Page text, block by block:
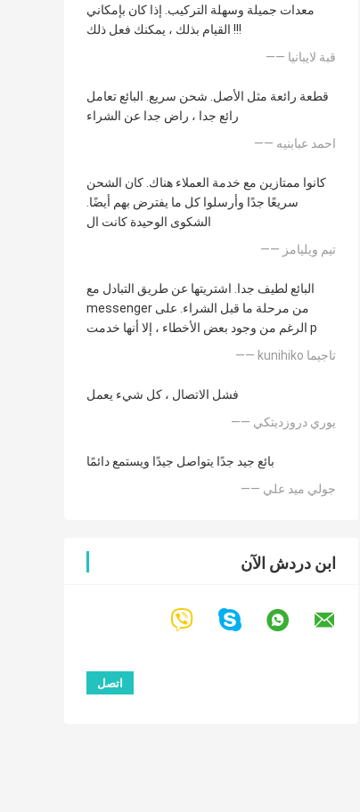
معدات جميلة وسهلة التركيب. إذا كان بإمكاني
القيام بذلك ، يمكنك فعل ذلك !!!
—— قبة لايبانيا
قطعة رائعة مثل الأصل. شحن سريع. البائع تعامل
رائع جدا ، راض جدا عن الشراء
—— احمد عبابنيه
كانوا ممتازين مع خدمة العملاء هناك. كان الشحن
سريعًا جدًا وأرسلوا كل ما يفترض بهم أيضًا.
الشكوى الوحيدة كانت ال
—— تيم ويليامز
البائع لطيف جدا. اشتريتها عن طريق التبادل مع
messenger من مرحلة ما قبل الشراء. على
الرغم من وجود بعض الأخطاء ، إلا أنها خدمت p
—— kunihiko تاجيما
فشل الاتصال ، كل شيء يعمل
—— يوري دروزديتكي
بائع جيد جدًا يتواصل جيدًا ويستمع دائمًا
—— جولي ميد علي
ابن دردش الآن